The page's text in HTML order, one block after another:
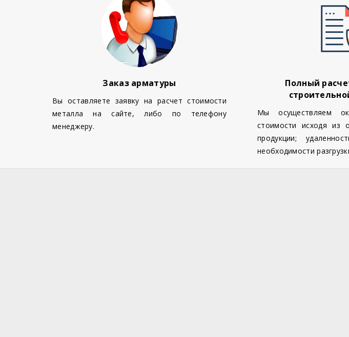
Заказ арматуры
Вы оставляете заявку на расчет стоимости
металла на сайте, либо по телефону
менеджеру.
Полный
Мы осуществляем
стоимости исходя из
продукции;
необходимости